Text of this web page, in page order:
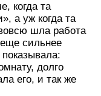
когда та
а уж когда та
шла работа
сильнее
долго
его, и так же